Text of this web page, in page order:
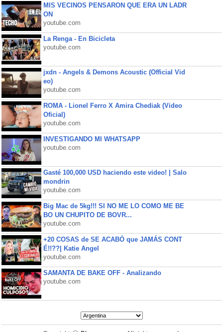
MIS VECINOS PENSARON QUE ERA UN LADR
ON
youtube.com
La Renga - En Bicicleta
youtube.com
jxdn - Angels & Demons Acoustic (Official Vid
eo)
youtube.com
ROMA - Lionel Ferro X Amira Chediak (Video
Oficial)
youtube.com
INVESTIGANDO MI WHATSAPP
youtube.com
Gasté 100,000 USD haciendo este video! | Salo
mondrin
youtube.com
Big Mac de 5kg!!! SI NO ME LO COMO ME BE
BO UN CHUPITO DE BOVR...
youtube.com
+20 COSAS de SE ACABÓ que JAMÁS CONT
É!!??| Katie Angel
youtube.com
SAMANTA DE BAKE OFF - Analizando
youtube.com